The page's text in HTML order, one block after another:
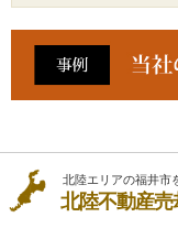
北陸エリアの福井市
北陸不動産売